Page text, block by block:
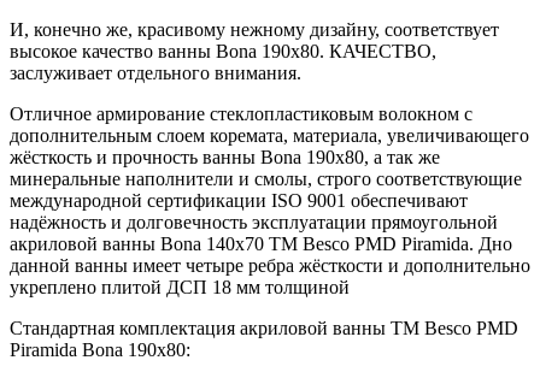
И, конечно же, красивому нежному дизайну, соответствует
высокое качество ванны Bona 190x80. КАЧЕСТВО,
заслуживает отдельного внимания.
Отличное армирование стеклопластиковым волокном с
дополнительным слоем коремата, материала, увеличивающего
жёсткость и прочность ванны Bona 190x80, а так же
минеральные наполнители и смолы, строго соответствующие
международной сертификации ISO 9001 обеспечивают
надёжность и долговечность эксплуатации прямоугольной
акриловой ванны Bona 140x70 ТМ Besco PMD Piramida. Дно
данной ванны имеет четыре ребра жёсткости и дополнительно
укреплено плитой ДСП 18 мм толщиной
Стандартная комплектация акриловой ванны ТМ Besco PMD
Piramida Bona 190x80: